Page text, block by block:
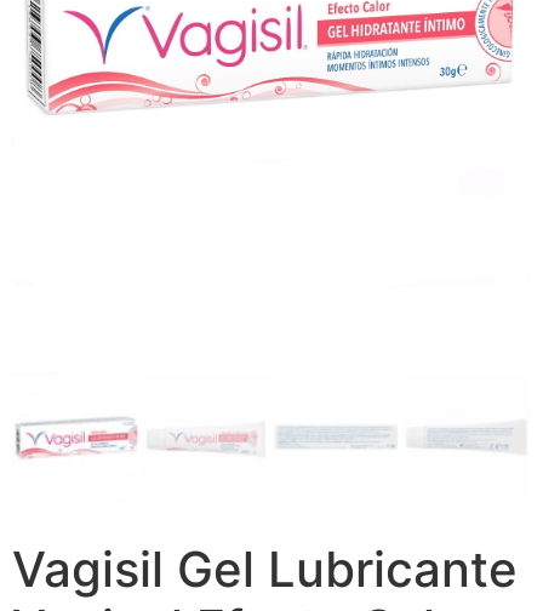
Vagisil Gel Lubricante